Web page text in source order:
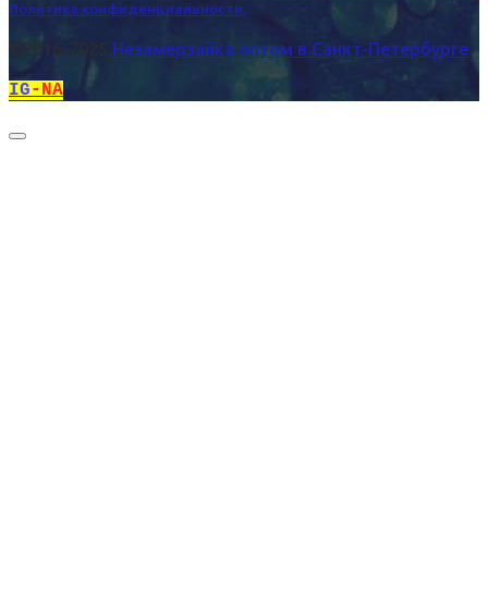
Политика конфиденциальности.
©2016-2025 Незамерзайка оптом в Санкт-Петербурге
IG-NA